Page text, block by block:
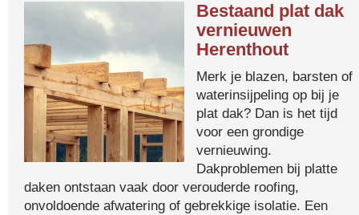
Bestaand plat dak
vernieuwen
Herenthout
Merk je blazen, barsten of
waterinsijpeling op bij je
plat dak? Dan is het tijd
voor een grondige
vernieuwing.
Dakproblemen bij platte
daken ontstaan vaak door verouderde roofing,
onvoldoende afwatering of gebrekkige isolatie. Een